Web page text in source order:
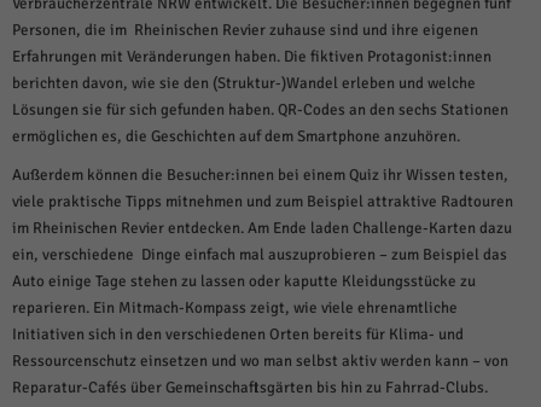
Verbraucherzentrale NRW entwickelt. Die Besucher:innen begegnen fünf
Personen, die im Rheinischen Revier zuhause sind und ihre eigenen
Erfahrungen mit Veränderungen haben. Die fiktiven Protagonist:innen
berichten davon, wie sie den (Struktur-)Wandel erleben und welche
Lösungen sie für sich gefunden haben. QR-Codes an den sechs Stationen
ermöglichen es, die Geschichten auf dem Smartphone anzuhören.
Außerdem können die Besucher:innen bei einem Quiz ihr Wissen testen,
viele praktische Tipps mitnehmen und zum Beispiel attraktive Radtouren
im Rheinischen Revier entdecken. Am Ende laden Challenge-Karten dazu
ein, verschiedene Dinge einfach mal auszuprobieren – zum Beispiel das
Auto einige Tage stehen zu lassen oder kaputte Kleidungsstücke zu
reparieren. Ein Mitmach-Kompass zeigt, wie viele ehrenamtliche
Initiativen sich in den verschiedenen Orten bereits für Klima- und
Ressourcenschutz einsetzen und wo man selbst aktiv werden kann – von
Reparatur-Cafés über Gemeinschaftsgärten bis hin zu Fahrrad-Clubs.
Cookie-Informationen anzeigen
Statistiken (1)
Statistik Cookies erfassen Informationen anonym. Diese Informationen helfen
uns zu verstehen, wie unsere Besucher unsere Website nutzen.
Marketing (1)
Marketing-Cookies werden von Drittanbietern oder Publishern verwendet,
um personalisierte Werbung anzuzeigen. Sie tun dies, indem sie Besucher
über Websites hinweg verfolgen.
Cookie-Informationen anzeigen
Externe Medien (6)